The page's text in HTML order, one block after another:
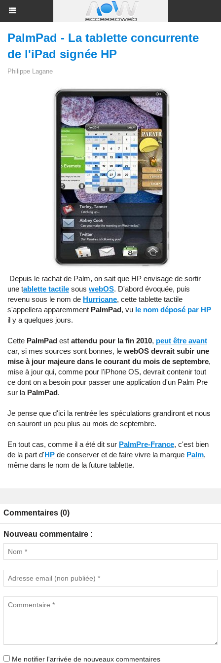
PalmPad - La tablette concurrente
de l'iPad signée HP
Philippe Lagane
Depuis le rachat de Palm, on sait que HP envisage de sortir
une tablette tactile sous webOS. D'abord évoquée, puis
revenu sous le nom de Hurricane, cette tablette tactile
s'appellera apparemment PalmPad, vu le nom déposé par HP
il y a quelques jours.
Cette PalmPad est attendu pour la fin 2010, peut être avant
car, si mes sources sont bonnes, le webOS devrait subir une
mise à jour majeure dans le courant du mois de septembre,
mise à jour qui, comme pour l'iPhone OS, devrait contenir tout
ce dont on a besoin pour passer une application d'un Palm Pre
sur la PalmPad.
Je pense que d'ici la rentrée les spéculations grandiront et nous
en sauront un peu plus au mois de septembre.
En tout cas, comme il a été dit sur PalmPre-France, c'est bien
de la part d'HP de conserver et de faire vivre la marque Palm,
même dans le nom de la future tablette.
Commentaires (0)
Nouveau commentaire :
Me notifier l'arrivée de nouveaux commentaires